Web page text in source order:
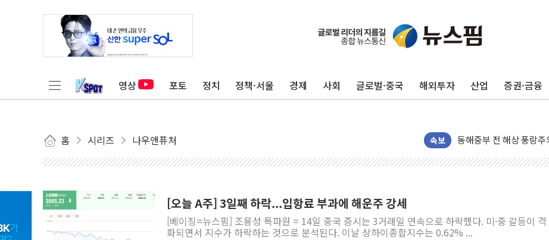
영상 포토 정치 정책·서울 경제 사회 글로벌·중국 해외투자 산업 증권·금융
홈 시리즈 나우앤퓨처 속보
'화합' 꺼낸 김민석에 '
李대통령, ISA 개편 재
연일 폭염에 온열질환
中 전방위 아파트 부양,
청양 밭에서 일하던 90
[오늘 A주] 3일째 하락...입항료 부과에 해운주 강세
[베이징=뉴스핌] 조용성 특파원 = 14일 중국 증시는 3거래일 연속으로 하락했다. 미·중 갈등이 격
화되면서 지수가 하락하는 것으로 분석된다. 이날 상하이종합지수는 0.62% ...